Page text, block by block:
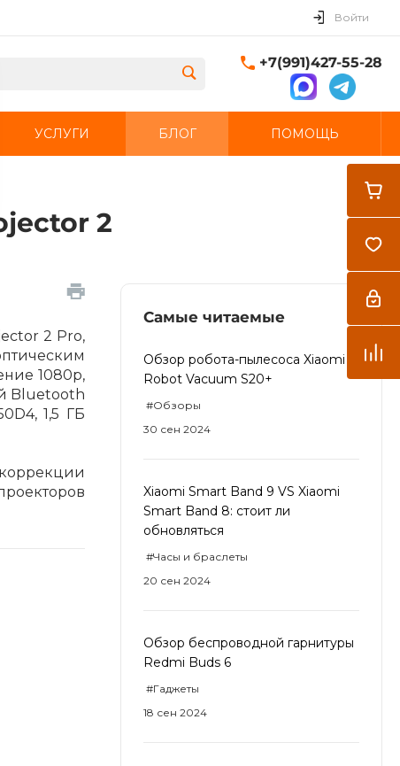
Войти
+7(991)427-55-28
УСЛУГИ БЛОГ ПОМОЩЬ
2
Самые читаемые
Обзор робота-пылесоса Xiaomi
Robot Vacuum S20+
#Обзоры
30 сен 2024
Xiaomi Smart Band 9 VS Xiaomi
Smart Band 8: стоит ли
обновляться
#Часы и браслеты
20 сен 2024
Обзор беспроводной гарнитуры
Redmi Buds 6
#Гаджеты
18 сен 2024
2 Pro,
1080p,
Bluetooth
1,5 ГБ